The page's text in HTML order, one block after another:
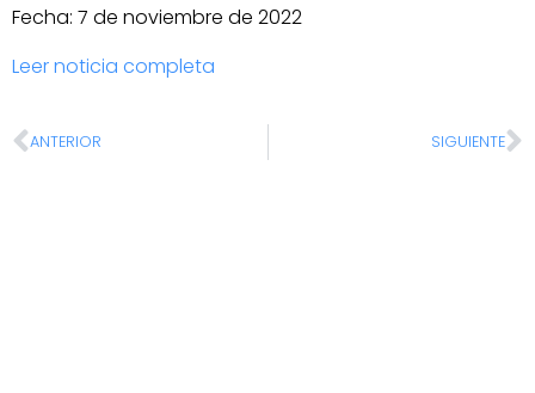
Fecha: 7 de noviembre de 2022
Leer noticia completa
ANTERIOR SIGUIENTE